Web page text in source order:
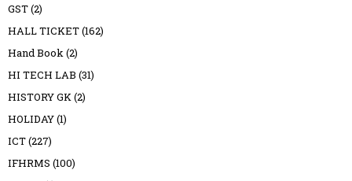
GST(2)
HALL TICKET(162)
Hand Book(2)
HI TECH LAB (31)
HISTORY GK(2)
HOLIDAY(1)
ICT(227)
IFHRMS (100)